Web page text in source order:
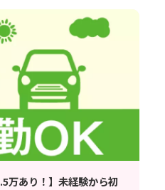
万あり！】未経験から初